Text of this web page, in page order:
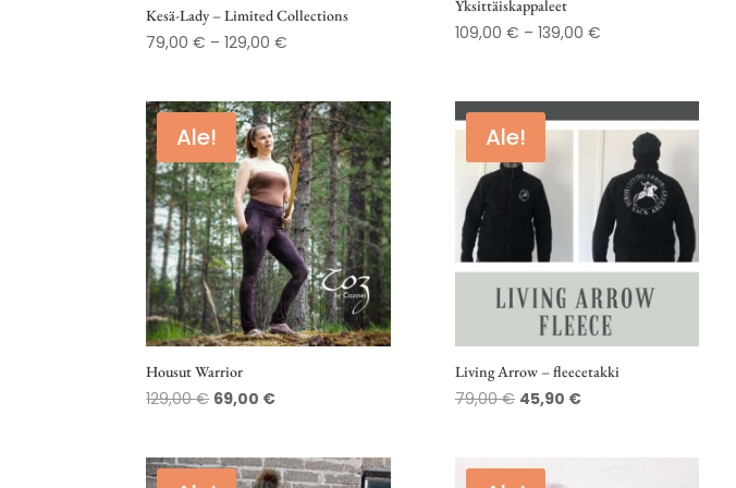
Kesä-Lady – Limited Collections
79,00€ – 129,00€
129,00 €
Yksittäiskappaleet
109,00 € – 139,00 €Hintaluokka:
139,00 €
Ale!
Housut Warrior
129,00€ Alkuperäinen
129,00 €.
69,00 €Nykyinen
69,00 €.
Ale!
Living Arrow – fleecetakki
79,00€ Alkuperäinen
79,00 €.
45,90 €Nykyinen